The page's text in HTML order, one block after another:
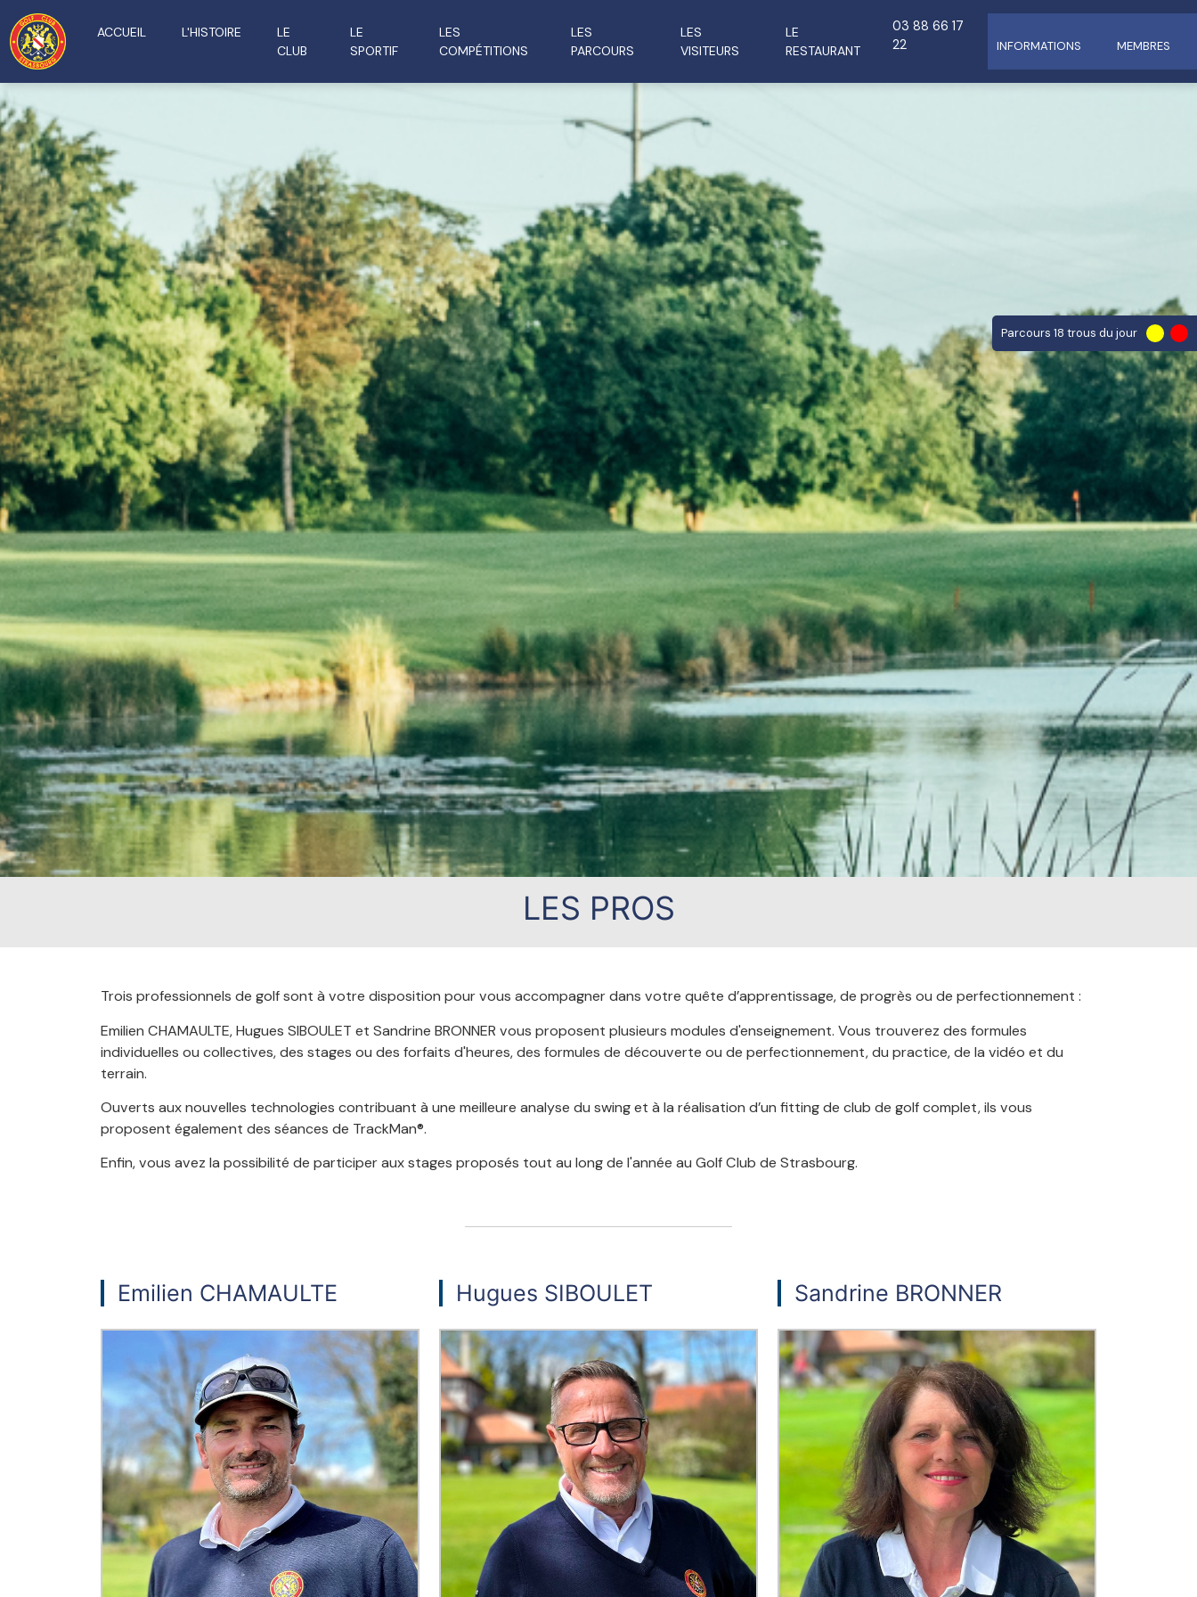
ACCUEIL L'HISTOIRE
LE
CLUB
LE
SPORTIF
LES
COMPÉTITIONS
LES
PARCOURS
LES
VISITEURS
LE
RESTAURANT
03 88 66 17
22
INFORMATIONS MEMBRES
Parcours 18 trous du jour
LES PROS
Trois professionnels de golf sont à votre disposition pour vous accompagner dans votre quête d’apprentissage, de progrès ou de perfectionnement :
Emilien CHAMAULTE, Hugues SIBOULET et Sandrine BRONNER vous proposent plusieurs modules d'enseignement. Vous trouverez des formules
individuelles ou collectives, des stages ou des forfaits d'heures, des formules de découverte ou de perfectionnement, du practice, de la vidéo et du
terrain.
Ouverts aux nouvelles technologies contribuant à une meilleure analyse du swing et à la réalisation d’un fitting de club de golf complet, ils vous
proposent également des séances de TrackMan®.
Enfin, vous avez la possibilité de participer aux stages proposés tout au long de l'année au Golf Club de Strasbourg.
Emilien CHAMAULTE Hugues SIBOULET Sandrine BRONNER